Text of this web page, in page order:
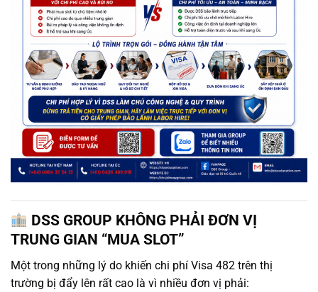
DSS GROUP KHÔNG PHẢI ĐƠN VỊ
TRUNG GIAN “MUA SLOT”
Một trong những lý do khiến chi phí Visa 482 trên thị
trường bị đẩy lên rất cao là vì nhiều đơn vị phải: